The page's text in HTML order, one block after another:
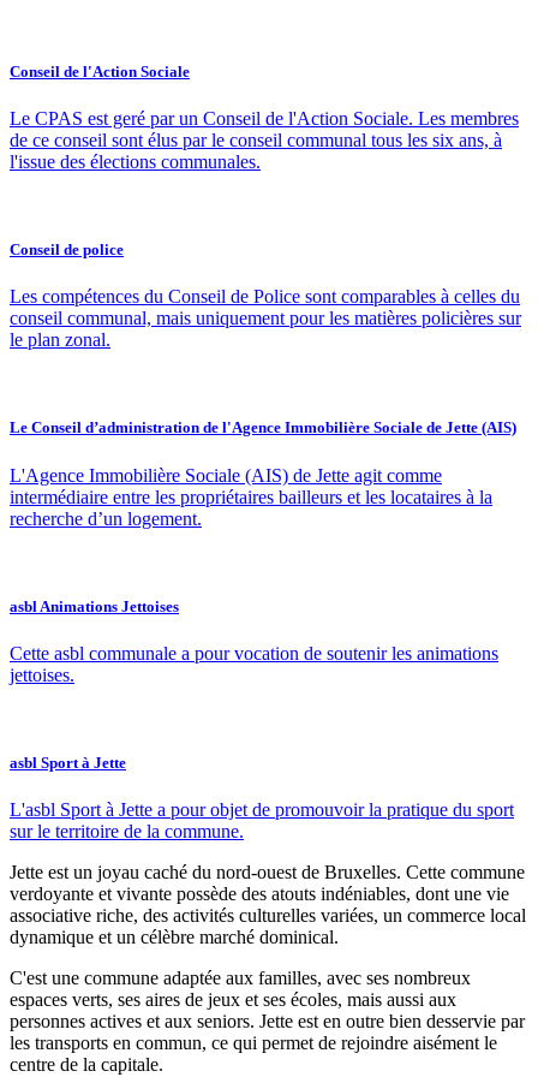
Conseil de l'Action Sociale
Le CPAS est geré par un Conseil de l'Action Sociale. Les membres
de ce conseil sont élus par le conseil communal tous les six ans, à
l'issue des élections communales.
Conseil de police
Les compétences du Conseil de Police sont comparables à celles du
conseil communal, mais uniquement pour les matières policières sur
le plan zonal.
Le Conseil d’administration de l'Agence Immobilière Sociale de Jette (AIS)
L'Agence Immobilière Sociale (AIS) de Jette agit comme
intermédiaire entre les propriétaires bailleurs et les locataires à la
recherche d’un logement.
asbl Animations Jettoises
Cette asbl communale a pour vocation de soutenir les animations
jettoises.
asbl Sport à Jette
L'asbl Sport à Jette a pour objet de promouvoir la pratique du sport
sur le territoire de la commune.
Jette est un joyau caché du nord-ouest de Bruxelles. Cette commune
verdoyante et vivante possède des atouts indéniables, dont une vie
associative riche, des activités culturelles variées, un commerce local
dynamique et un célèbre marché dominical.
C'est une commune adaptée aux familles, avec ses nombreux
espaces verts, ses aires de jeux et ses écoles, mais aussi aux
personnes actives et aux seniors. Jette est en outre bien desservie par
les transports en commun, ce qui permet de rejoindre aisément le
centre de la capitale.